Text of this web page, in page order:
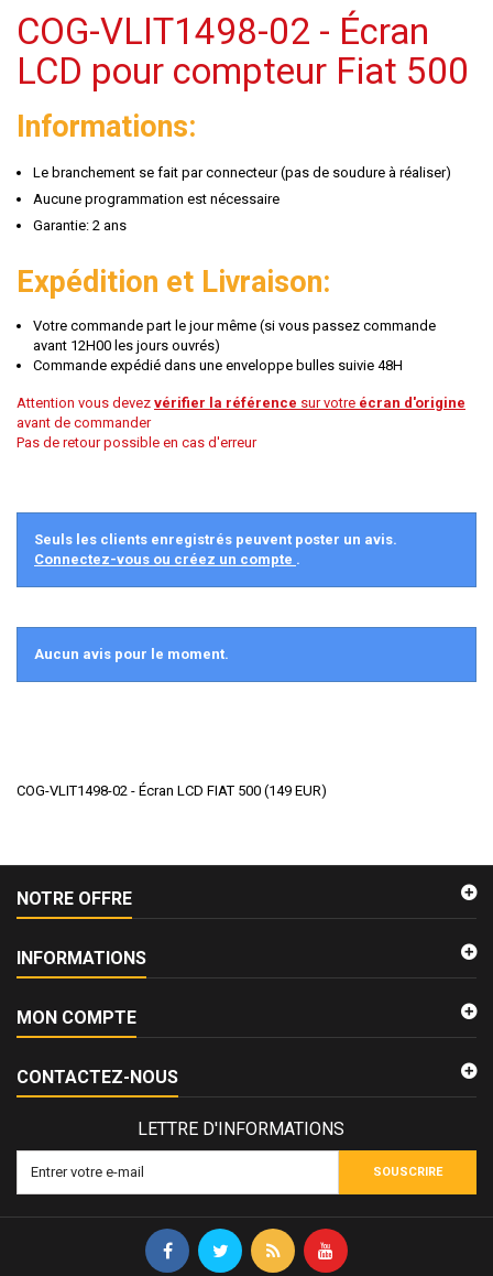
COG-VLIT1498-02 - Écran
LCD pour compteur Fiat 500
Informations:
Le branchement se fait par connecteur (pas de soudure à réaliser)
Aucune programmation est nécessaire
Garantie: 2 ans
Expédition et Livraison:
Votre commande part le jour même (si vous passez commande
avant 12H00 les jours ouvrés)
Commande expédié dans une enveloppe bulles suivie 48H
Attention vous devez vérifier la référence sur votre écran d'origine
avant de commander
Pas de retour possible en cas d'erreur
Seuls les clients enregistrés peuvent poster un avis.
Connectez-vous ou créez un compte .
Aucun avis pour le moment.
COG-VLIT1498-02 - Écran LCD FIAT 500 (149 EUR)
NOTRE OFFRE
INFORMATIONS
MON COMPTE
CONTACTEZ-NOUS
LETTRE D'INFORMATIONS
SOUSCRIRE